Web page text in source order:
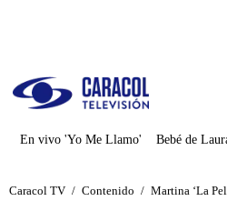
En vivo 'Yo Me Llamo' Bebé de
Caracol TV / Contenido / Martina ‘La